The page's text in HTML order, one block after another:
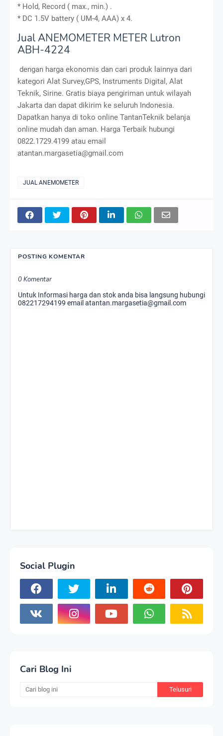
* Hold, Record ( max., min.) .
* DC 1.5V battery ( UM-4, AAA) x 4.
Jual ANEMOMETER METER Lutron
ABH-4224
dengan harga ekonomis dan cari produk lainnya dari
kategori Alat Survey,GPS, Instruments Digital, Alat
Teknik, Sirine. Gratis biaya pengiriman untuk wilayah
Jakarta dan dapat dikirim ke seluruh Indonesia.
Dapatkan hanya di toko online TantanTeknik belanja
online mudah dan aman. Harga Terbaik hubungi
0822.1729.4199 atau email
atantan.margasetia@gmail.com
JUAL ANEMOMETER
POSTING KOMENTAR
0 Komentar
Untuk Informasi harga dan stok anda bisa langsung hubungi
082217294199 email atantan.margasetia@gmail.com
Social Plugin
Cari Blog Ini